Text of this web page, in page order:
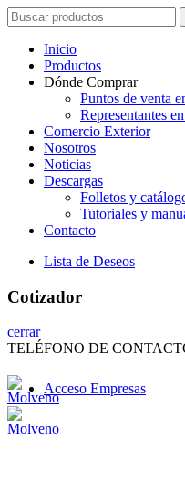
Search
for:
Inicio
Productos
Dónde Comprar
Puntos de venta
Representantes
Comercio Exterior
Nosotros
Noticias
Descargas
Folletos y
Tutoriales y
Contacto
Lista de Deseos
Cotizador
cerrar
TELÉFONO DE
Acceso Empresas